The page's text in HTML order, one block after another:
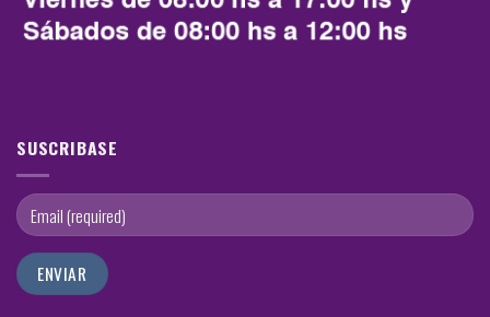
SUSCRIBASE